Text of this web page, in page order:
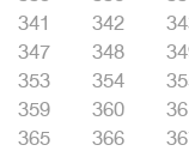
341
342
347
348
353
354
359
360
365
366